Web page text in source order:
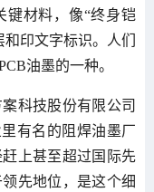
键材料，像“终身铠
印文字标识。人们
油墨的一种。
科技股份有限公司
里有名的阻焊油墨厂
上甚至超过国际先
先地位，是这个细